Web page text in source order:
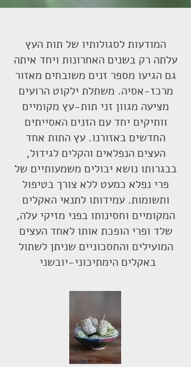
המודעות לסגולותיו של תות העץ
עלתה רק בשנים האחרונות ויחד איתה
גם הגיעו מספר זנים משובחים מאזור
מרכז-אסיה. משתלת ילקוט הרועים
מציעה מגוון זני תות-עץ מקומיים
וותיקים יחד עם הזנים האסייתים
החדשים באזורנו. עץ התות אחד
העצים הנפלאים והקלים לגידול,
בבגרותו נושא יבולים משמעותיים של
פרי נפלא כמעט ללא צורך בטיפול
ותשומות. עמידותו לתנאי האקלים
המקומיים וחסינותו בפני מזיקי עלה,
שלד ופרי הופכת אותו לאחד העצים
המועילים והחסכוניים שניתן לשתול
באקלים הימתיכוני-יובשני